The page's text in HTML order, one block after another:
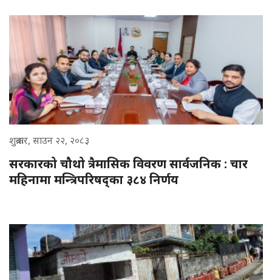
शुक्रबार, साउन २२, २०८३
सरकारको चौथो त्रैमासिक विवरण सार्वजनिक : चार
महिनामा मन्त्रिपरिषद्का ३८४ निर्णय